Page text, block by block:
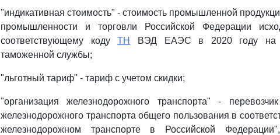
"индикативная стоимость" - стоимость промышленной
промышленности и торговли Российской Федерации
соответствующему кодуТН
ВЭД ЕАЭС в 2020 году на
таможенной службы;
"льготный тариф" - тариф с учетом скидки;
"организация железнодорожного транспорта" -
железнодорожного транспорта общего пользования в
железнодорожном транспорте в Российской